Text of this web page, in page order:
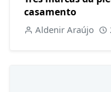
casamento
Aldenir Araújo